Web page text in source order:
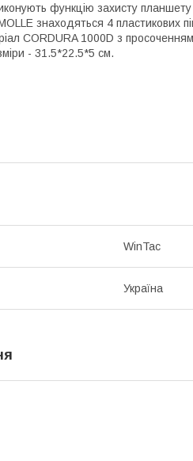
функцію захисту
знаходяться 4 пластикових
CORDURA 1000D з
- 31.5*22.5*5 см.
WinTac
Україна